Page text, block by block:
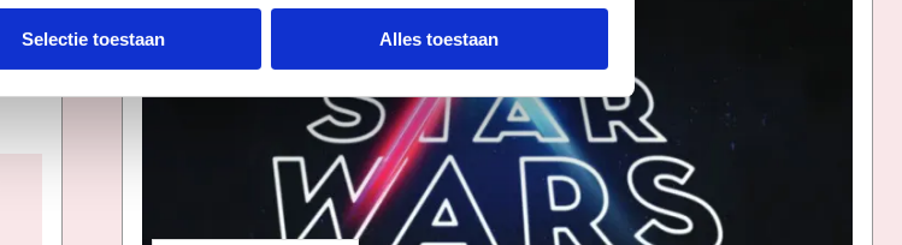
Selectie toestaan Alles toestaan